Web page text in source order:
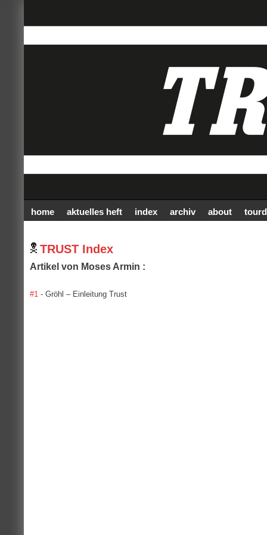
home aktuelles heft index archiv about
TRUST Index
Artikel von Moses Armin :
#1 - Gröhl – Einleitung Trust